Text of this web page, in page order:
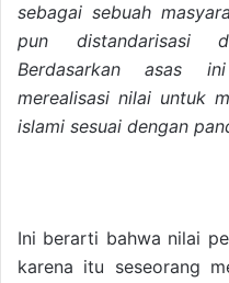
sebagai sebuah
pun distandarisasi
Berdasarkan asas
merealisasi nilai untuk
islami sesuai dengan
Ini berarti bahwa nilai
karena itu seseorang